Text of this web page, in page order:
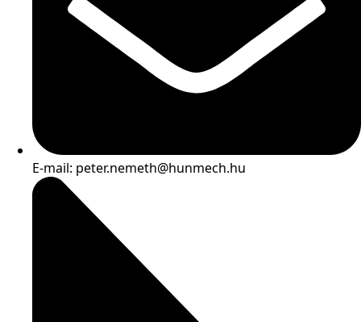
E-mail: peter.nemeth@hunmech.hu